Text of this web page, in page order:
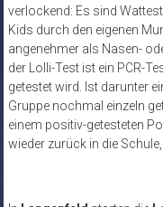
verlockend: Es sind
Kids durch den eigenen
angenehmer als Nasen-
der Lolli-Test ist ein PCR-
getestet wird. Ist darunter
Gruppe nochmal einzeln
einem positiv-getesteten
wieder zurück in die